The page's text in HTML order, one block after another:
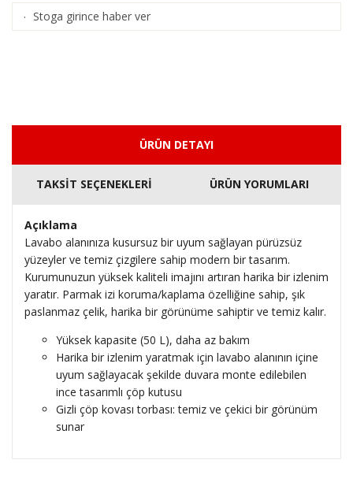
· Stoga girince haber ver
ÜRÜN DETAYI
TAKSİT SEÇENEKLERİ ÜRÜN YORUMLARI
Açıklama
Lavabo alanınıza kusursuz bir uyum sağlayan pürüzsüz
yüzeyler ve temiz çizgilere sahip modern bir tasarım.
Kurumunuzun yüksek kaliteli imajını artıran harika bir izlenim
yaratır. Parmak izi koruma/kaplama özelliğine sahip, şık
paslanmaz çelik, harika bir görünüme sahiptir ve temiz kalır.
Yüksek kapasite (50 L), daha az bakım
Harika bir izlenim yaratmak için lavabo alanının içine
uyum sağlayacak şekilde duvara monte edilebilen
ince tasarımlı çöp kutusu
Gizli çöp kovası torbası: temiz ve çekici bir görünüm
sunar